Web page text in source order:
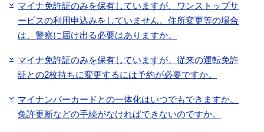
マイナ免許証のみを保有していますが、ワンストップサ
ービスの利用申込みをしていません。住所変更等の場合
は、警察に届け出る必要はありますか。
マイナ免許証のみを保有していますが、従来の運転免許
証との2枚持ちに変更するには予約が必要ですか。
マイナンバーカードとの一体化はいつでもできますか。
免許更新などの手続がなければできないのですか。